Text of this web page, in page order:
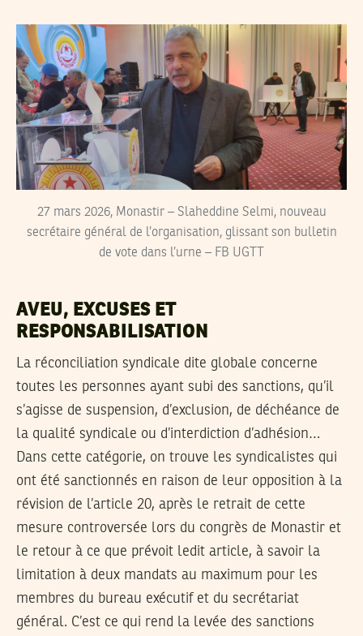
27 mars 2026, Monastir – Slaheddine Selmi, nouveau
secrétaire général de l’organisation, glissant son bulletin
de vote dans l’urne – FB UGTT
AVEU, EXCUSES ET
RESPONSABILISATION
La réconciliation syndicale dite globale concerne
toutes les personnes ayant subi des sanctions, qu’il
s’agisse de suspension, d’exclusion, de déchéance de
la qualité syndicale ou d’interdiction d’adhésion…
Dans cette catégorie, on trouve les syndicalistes qui
ont été sanctionnés en raison de leur opposition à la
révision de l’article 20, après le retrait de cette
mesure controversée lors du congrès de Monastir et
le retour à ce que prévoit ledit article, à savoir la
limitation à deux mandats au maximum pour les
membres du bureau exécutif et du secrétariat
général. C’est ce qui rend la levée des sanctions